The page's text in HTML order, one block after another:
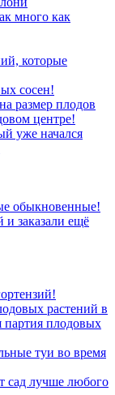
много как
которые
сосен!
размер плодов
центре!
уже начался
обыкновенные!
заказали ещё
растений в
партия плодовых
туи во время
сад лучше любого